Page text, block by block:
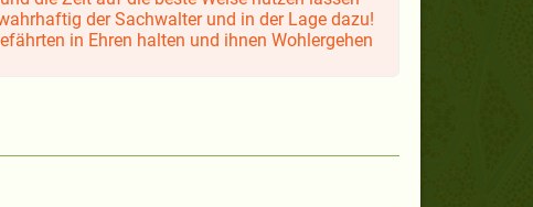
der Sachwalter und in der Lage dazu!
in Ehren halten und ihnen Wohlergehen